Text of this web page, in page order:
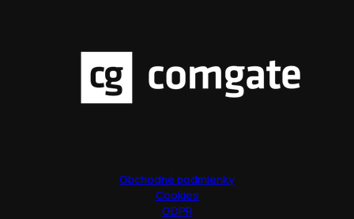
Obchodné podmienky
Cookies
GDPR